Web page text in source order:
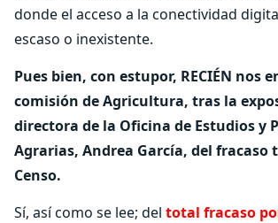
donde el acceso a la conectividad
escaso o inexistente.
Pues bien, con estupor, RECIÉN nos
comisión de Agricultura, tras la
directora de la Oficina de Estudios y
Agrarias, Andrea García, del fracaso
Censo.
Sí, así como se lee; del total fracaso